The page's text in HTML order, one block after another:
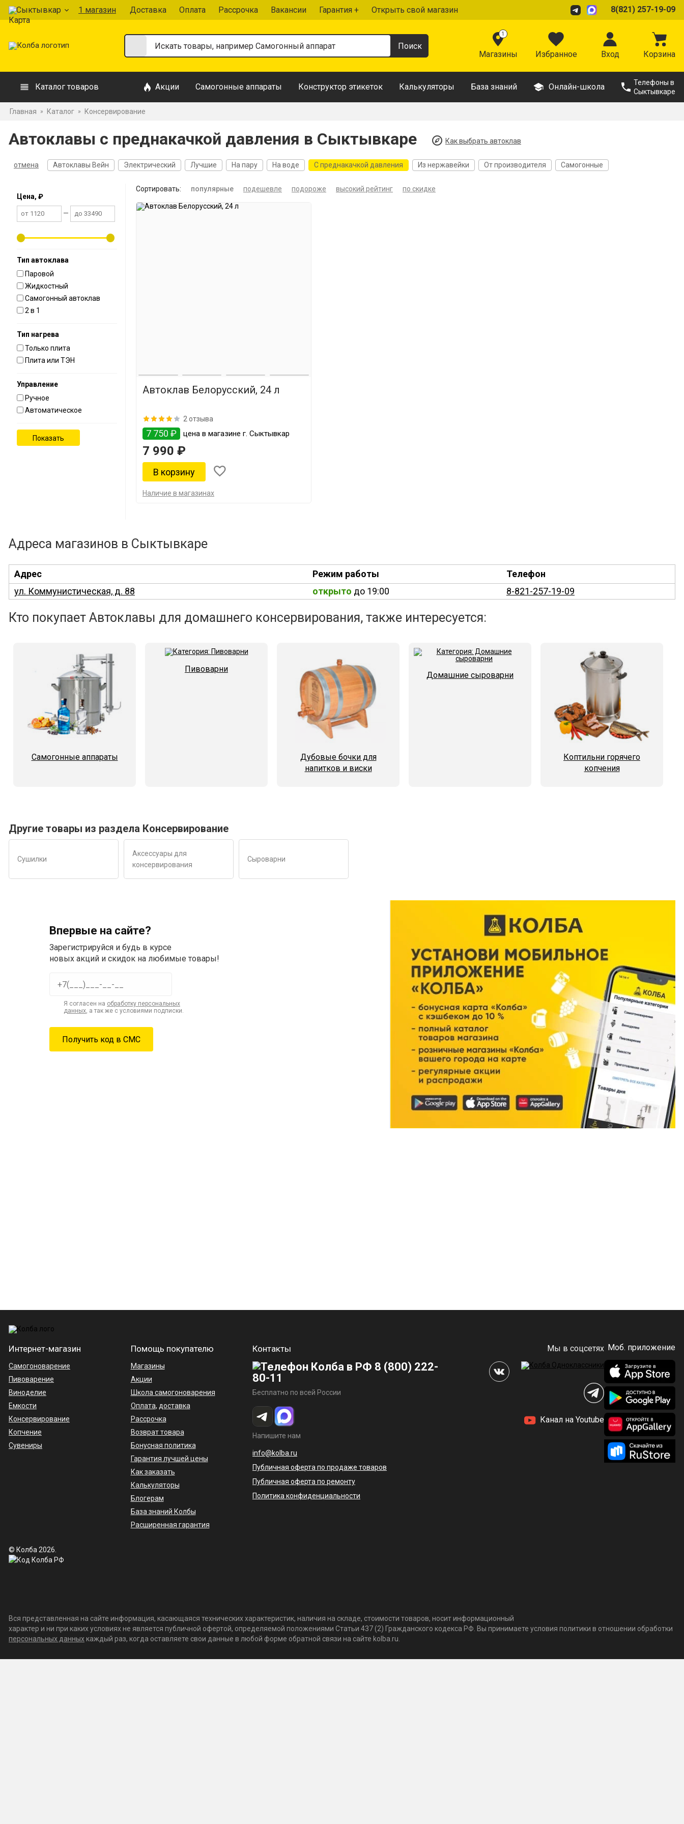
Сыктывкар 1 магазин Доставка Оплата Рассрочка Вакансии Гарантия + Открыть свой магазин 8(821) 257-19-09
1
Магазины Избранное Вход Корзина
Каталог товаров Акции Самогонные аппараты Конструктор этикеток Калькуляторы База знаний Онлайн-школа
Телефоны в
Сыктывкаре
Главная » Каталог » Консервирование
Автоклавы с преднакачкой давления в Сыктывкаре Как выбрать автоклав
отмена Автоклавы Вейн Электрический Лучшие На пару На воде С преднакачкой давления Из нержавейки От производителя Самогонные
Цена, ₽
—
Тип автоклава
Паровой
Жидкостный
Самогонный автоклав
2 в 1
Тип нагрева
Только плита
Плита или ТЭН
Управление
Ручное
Автоматическое
Сортировать: популярные подешевле подороже высокий рейтинг по скидке
Автоклав Белорусский, 24 л
2 отзыва
7 750 ₽ цена в магазине г. Сыктывкар
7 990 ₽
Наличие в магазинах
Адреса магазинов в Сыктывкаре
Адрес Режим работы
Телефон
ул. Коммунистическая, д. 88
открыто до 19:00 8-821-257-19-09
Кто покупает Автоклавы для домашнего консервирования, также интересуется:
Самогонные аппараты
Пивоварни
Дубовые бочки для
напитков и виски
Домашние сыроварни
Коптильни горячего
копчения
Другие товары из раздела Консервирование
Сушилки
Аксессуары для
консервирования
Сыроварни
Впервые на сайте?
Зарегистрируйся и будь в курсе
новых акций и скидок на любимые товары!
Я согласен на обработку персональных
данных, а так же с условиями подписки.
Интернет-магазин
Самогоноварение
Пивоварение
Виноделие
Емкости
Консервирование
Копчение
Сувениры
Помощь покупателю
Магазины
Акции
Школа самогоноварения
Оплата, доставка
Рассрочка
Возврат товара
Бонусная политика
Гарантия лучшей цены
Как заказать
Калькуляторы
Блогерам
База знаний Колбы
Расширенная гарантия
Контакты
8 (800) 222-
80-11
Бесплатно по всей России
Напишите нам
info@kolba.ru
Публичная оферта по продаже товаров
Публичная оферта по ремонту
Политика конфиденциальности
Мы в соцсетях
Канал на Youtube
Моб. приложение
© Колба 2026.
Вся представленная на сайте информация, касающаяся технических характеристик, наличия на складе, стоимости товаров, носит информационный
характер и ни при каких условиях не является публичной офертой, определяемой положениями Статьи 437 (2) Гражданского кодекса РФ. Вы принимаете условия политики в отношении обработки
персональных данныхкаждый раз, когда оставляете свои данные в любой форме обратной связи на сайте kolba.ru.